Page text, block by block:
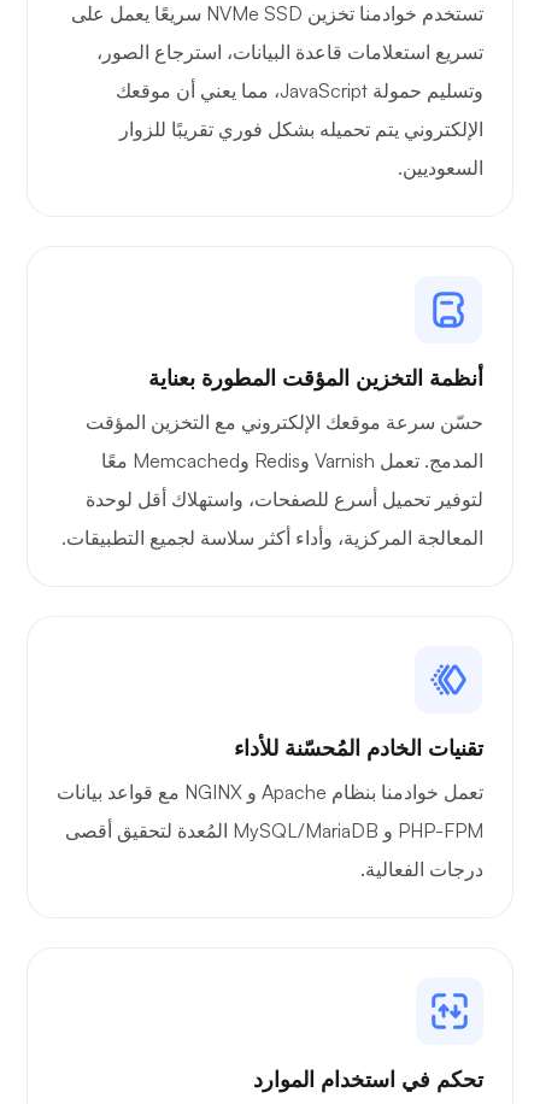
بورتينر
تستخدم خوادمنا تخزين NVMe SSD سريعًا يعمل على
تسريع استعلامات قاعدة البيانات، استرجاع الصور،
وتسليم حمولة JavaScript، مما يعني أن موقعك
الإلكتروني يتم تحميله بشكل فوري تقريبًا للزوار
السعوديين.
أنظمة التخزين المؤقت المطورة بعناية
حسّن سرعة موقعك الإلكتروني مع التخزين المؤقت
المدمج. تعمل Varnish وRedis وMemcached معًا
لتوفير تحميل أسرع للصفحات، واستهلاك أقل لوحدة
المعالجة المركزية، وأداء أكثر سلاسة لجميع التطبيقات.
تقنيات الخادم المُحسّنة للأداء
تعمل خوادمنا بنظام Apache و NGINX مع قواعد بيانات
PHP-FPM و MySQL/MariaDB المُعدة لتحقيق أقصى
درجات الفعالية.
تحكم في استخدام الموارد